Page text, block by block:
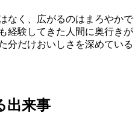
なく、広がるのはまろやかで
経験してきた人間に奥行きが
分だけおいしさを深めている
出来事